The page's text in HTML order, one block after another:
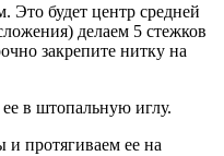
Это будет центр средней
делаем 5 стежков
закрепите нитку на
в штопальную иглу.
и протягиваем ее на